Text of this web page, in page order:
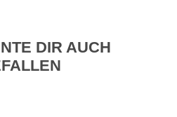
DIR AUCH